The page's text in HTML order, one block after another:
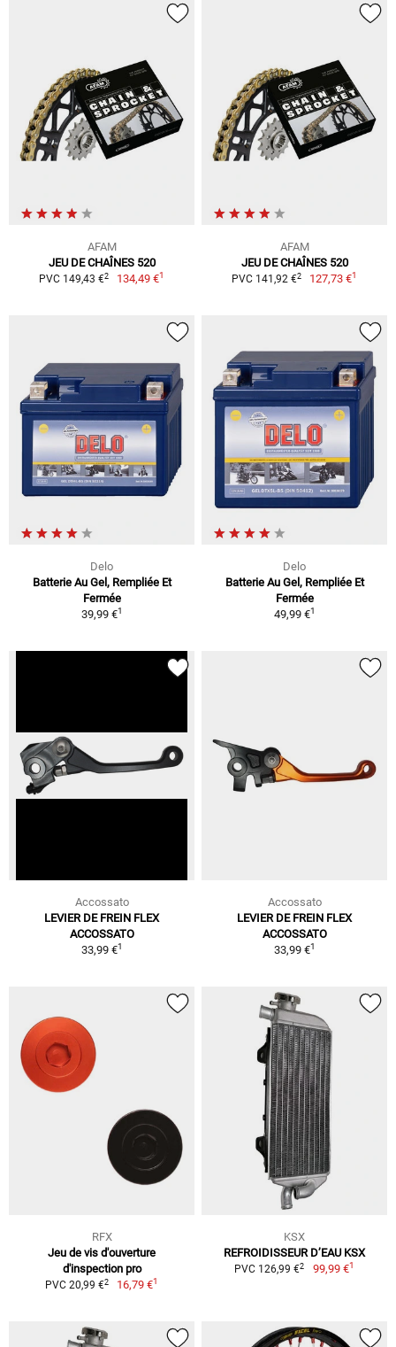
AFAM
JEU DE CHAÎNES 520
PVC 149,43 €2 134,49 €1
AFAM
JEU DE CHAÎNES 520
PVC 141,92 €2 127,73 €1
Delo
Batterie Au Gel, Rempliée Et
Fermée
39,99 €1
Delo
Batterie Au Gel, Rempliée Et
Fermée
49,99 €1
Accossato
LEVIER DE FREIN FLEX
ACCOSSATO
33,99 €1
Accossato
LEVIER DE FREIN FLEX
ACCOSSATO
33,99 €1
RFX
Jeu de vis d'ouverture
d'inspection pro
PVC 20,99 €2 16,79 €1
KSX
REFROIDISSEUR D’EAU KSX
PVC 126,99 €2 99,99 €1